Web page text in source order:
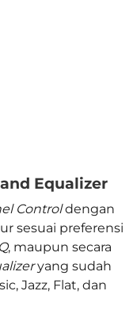
Equalizer
Controldengan
sesuai preferensi
, maupun secara
yang sudah
Jazz, Flat, dan